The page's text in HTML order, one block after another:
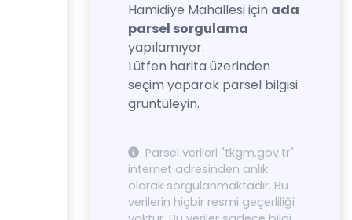
Hamidiye Mahallesi için ada
parsel sorgulama
yapılamıyor.
Lütfen harita üzerinden
seçim yaparak parsel bilgisi
grüntüleyin.
Parsel verileri "tkgm.gov.tr"
internet adresinden anlık
olarak sorgulanmaktadır. Bu
verilerin hiçbir resmi geçerliliği